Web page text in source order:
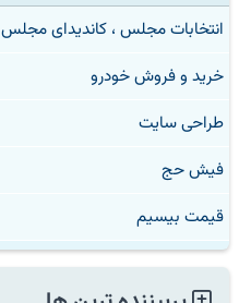
انتخابات مجلس ، کاندیدای مجلس
خرید و فروش خودرو
طراحی سایت
فیش حج
قیمت بیسیم